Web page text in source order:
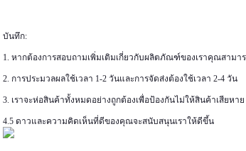
บันทึก:
1. หากต้องการสอบถามเพิ่มเติมเกี่ยวกับผลิตภัณฑ์ของเราคุณสามา
2. การประมวลผลใช้เวลา 1-2 วันและการจัดส่งต้องใช้เวลา 2-4 วัน
3. เราจะห่อสินค้าทั้งหมดอย่างถูกต้องเพื่อป้องกันไม่ให้สินค้าเสียหาย
4.5 ดาวและความคิดเห็นที่ดีของคุณจะสนับสนุนเราให้ดีขึ้น